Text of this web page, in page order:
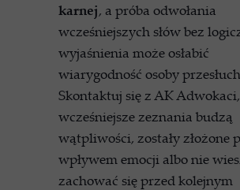
karnej, a próba odwołania
wcześniejszych słów bez
wyjaśnienia może osłabić
wiarygodność osoby
Skontaktuj się z AK
wcześniejsze zeznania budzą
wątpliwości, zostały złożone
wpływem emocji albo nie
zachować się przed kolejnym